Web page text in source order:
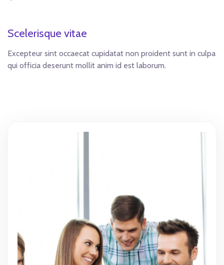
Scelerisque vitae
Excepteur sint occaecat cupidatat non proident sunt in culpa
qui officia deserunt mollit anim id est laborum.